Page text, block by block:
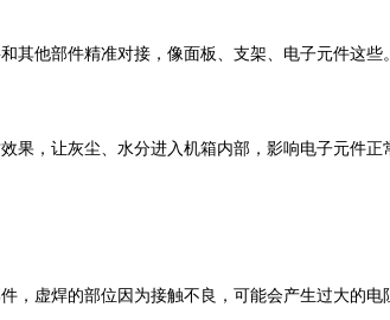
他部件精准对接，像面板、支架、电子元件这些
，让灰尘、水分进入机箱内部，影响电子元件正
焊的部位因为接触不良，可能会产生过大的电